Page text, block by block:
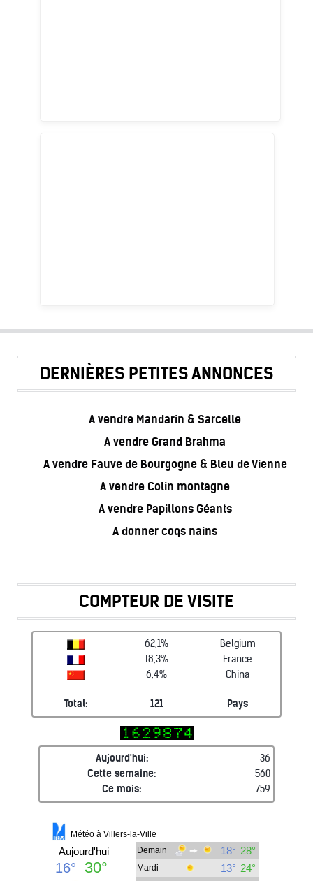
DERNIÈRES PETITES ANNONCES
A vendre Mandarin & Sarcelle
A vendre Grand Brahma
A vendre Fauve de Bourgogne & Bleu de Vienne
A vendre Colin montagne
A vendre Papillons Géants
A donner coqs nains
COMPTEUR DE VISITE
62,1%
Belgium
18,3%
France
6,4%
China
Total: 121 Pays
Aujourd'hui:
36
Cette semaine:
560
Ce mois:
759